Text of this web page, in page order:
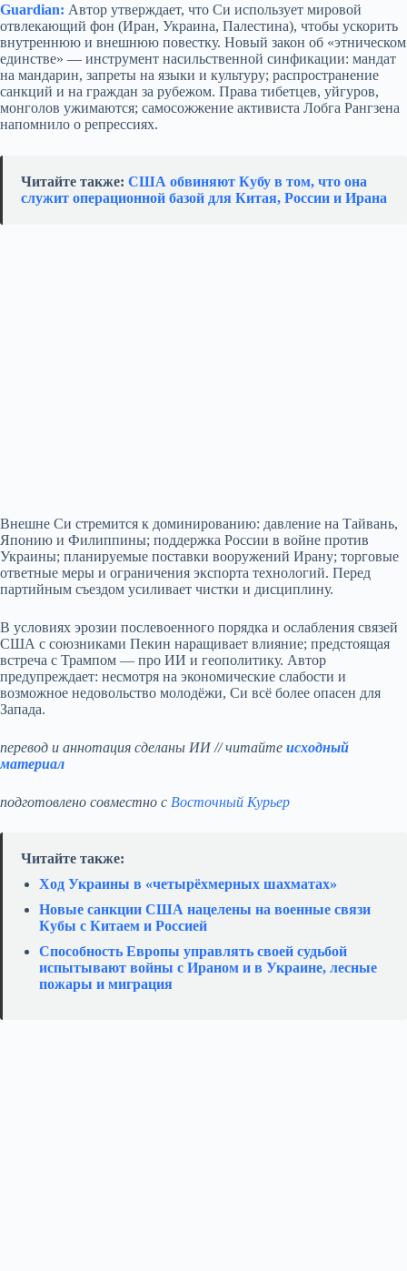
Guardian: Автор утверждает, что Си использует мировой
отвлекающий фон (Иран, Украина, Палестина), чтобы ускорить
внутреннюю и внешнюю повестку. Новый закон об «этническом
единстве» — инструмент насильственной синфикации: мандат
на мандарин, запреты на языки и культуру; распространение
санкций и на граждан за рубежом. Права тибетцев, уйгуров,
монголов ужимаются; самосожжение активиста Лобга Рангзена
напомнило о репрессиях.
Читайте также: США обвиняют Кубу в том, что она
служит операционной базой для Китая, России и Ирана
Внешне Си стремится к доминированию: давление на Тайвань,
Японию и Филиппины; поддержка России в войне против
Украины; планируемые поставки вооружений Ирану; торговые
ответные меры и ограничения экспорта технологий. Перед
партийным съездом усиливает чистки и дисциплину.
В условиях эрозии послевоенного порядка и ослабления связей
США с союзниками Пекин наращивает влияние; предстоящая
встреча с Трампом — про ИИ и геополитику. Автор
предупреждает: несмотря на экономические слабости и
возможное недовольство молодёжи, Си всё более опасен для
Запада.
перевод и аннотация сделаны ИИ // читайте исходный
материал
подготовлено совместно с Восточный Курьер
Читайте также:
Ход Украины в «четырёхмерных шахматах»
Новые санкции США нацелены на военные связи
Кубы с Китаем и Россией
Способность Европы управлять своей судьбой
испытывают войны с Ираном и в Украине, лесные
пожары и миграция